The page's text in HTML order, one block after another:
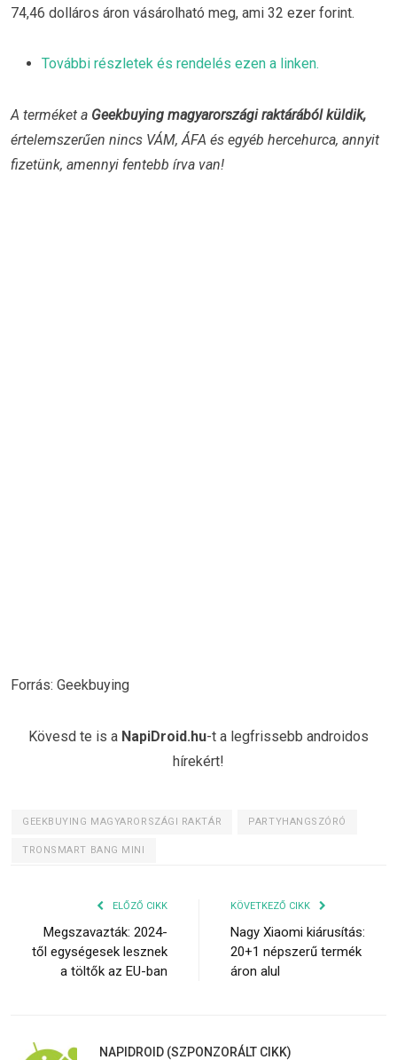
74,46 dolláros áron vásárolható meg, ami 32 ezer forint.
További részletek és rendelés ezen a linken.
A terméket a Geekbuying magyarországi raktárából küldik,
értelemszerűen nincs VÁM, ÁFA és egyéb hercehurca, annyit
fizetünk, amennyi fentebb írva van!
Forrás: Geekbuying
Kövesd te is a NapiDroid.hu-t a legfrissebb androidos
hírekért!
GEEKBUYING MAGYARORSZÁGI RAKTÁR PARTYHANGSZÓRÓ
TRONSMART BANG MINI
ELŐZŐ CIKK
Megszavazták: 2024-
től egységesek lesznek
a töltők az EU-ban
KÖVETKEZŐ CIKK
Nagy Xiaomi kiárusítás:
20+1 népszerű termék
áron alul
NAPIDROID (SZPONZORÁLT CIKK)